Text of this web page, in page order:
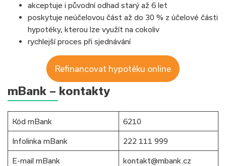
akceptuje i původní odhad starý až 6 let
poskytuje neúčelovou část až do 30 % z účelové části
hypotéky, kterou lze využít na cokoliv
rychlejší proces při sjednávání
Refinancovat hypotéku online
mBank – kontakty
Kód mBank 6210
Infolinka mBank 222 111 999
E-mail mBank kontakt@mbank.cz